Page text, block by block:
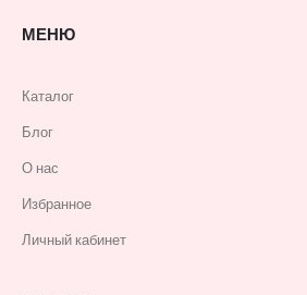
МЕНЮ
Каталог
Блог
О нас
Избранное
Личный кабинет